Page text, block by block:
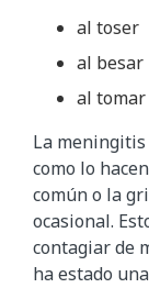
al toser
al besar
al tomar
La
como lo
común o la
ocasional.
contagiar de
ha estado